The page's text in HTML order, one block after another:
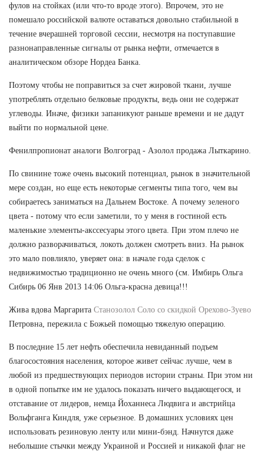
фулов на стойках (или что-то вроде этого). Впрочем, это не
помешало российской валюте оставаться довольно стабильной в
течение вчерашней торговой сессии, несмотря на поступавшие
разнонаправленные сигналы от рынка нефти, отмечается в
аналитическом обзоре Нордеа Банка.
Поэтому чтобы не поправиться за счет жировой ткани, лучше
употреблять отдельно белковые продукты, ведь они не содержат
углеводы. Иначе, физики запаникуют раньше времени и не дадут
выйти по нормальной цене.
Фенилпропионат аналоги Волгоград - Азолол продажа Лыткарино.
По свинине тоже очень высокий потенциал, рынок в значительной
мере создан, но еще есть некоторые сегменты типа того, чем вы
собираетесь заниматься на Дальнем Востоке. А почему зеленого
цвета - потому что если заметили, то у меня в гостиной есть
маленькие элементы-акссесуары этого цвета. При этом плечо не
должно разворачиваться, локоть должен смотреть вниз. На рынок
это мало повлияло, уверяет она: в начале года сделок с
недвижимостью традиционно не очень много (см. Имбирь Ольга
Сибирь 06 Янв 2013 14:06 Ольга-красна девица!!!
Жива вдова Маргарита Станозолол Соло со скидкой Орехово-Зуево
Петровна, пережила с Божьей помощью тяжелую операцию.
В последние 15 лет нефть обеспечила невиданный подъем
благосостояния населения, которое живет сейчас лучше, чем в
любой из предшествующих периодов истории страны. При этом ни
в одной попытке им не удалось показать ничего выдающегося, и
отставание от лидеров, немца Йоханнеса Людвига и австрийца
Вольфганга Киндля, уже серьезное. В домашних условиях цен
использовать резиновую ленту или мини-бэнд. Начнутся даже
небольшие стычки между Украиной и Россией и никакой флаг не